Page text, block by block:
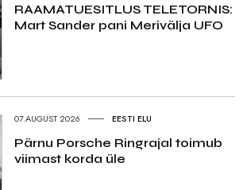
RAAMATUESITLUS TELETORNIS:
Mart Sander pani Merivälja UFO
07.AUGUST 2026 EESTI ELU
Pärnu Porsche Ringrajal toimub
viimast korda üle